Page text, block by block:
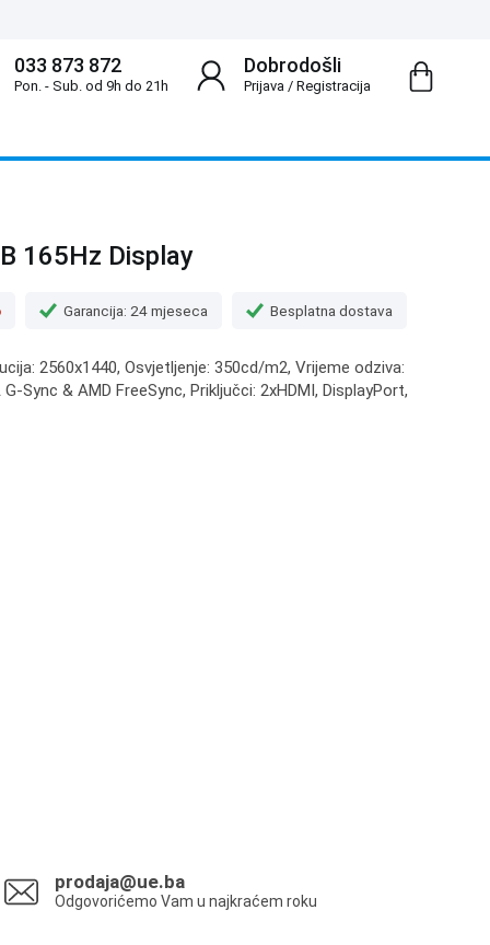
Dobrodošli
Prijava/ Registracija
033 873 872
Pon. - Sub. od 9h do 21h
165Hz Display
Garancija: 24 mjeseca Besplatna dostava
2560x1440, Osvjetljenje: 350cd/m2, Vrijeme odziva:
Sync & AMD FreeSync, Priključci: 2xHDMI, DisplayPort,
prodaja@ue.ba
Odgovorićemo Vam u najkraćem roku